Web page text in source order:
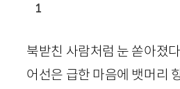
1
북받친 사람처럼 눈 쏟아졌
어선은 급한 마음에 뱃머리